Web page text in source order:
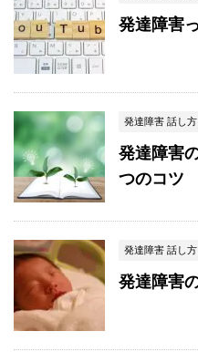
発達障害
発達障害 話し
発達障害
つのコツ
発達障害 話し
発達障害